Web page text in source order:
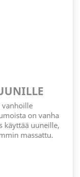
vanhoille
on vanha
käyttää uuneille,
massattu.